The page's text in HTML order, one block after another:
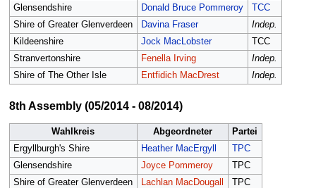
Glensendshire
Donald Bruce Pommeroy
TCC
Shire of Greater Glenverdeen
Davina Fraser
Indep.
Kildeenshire
Jock MacLobster
TCC
Stranvertonshire
Fenella Irving
Indep.
Shire of The Other Isle
Entfidich MacDrest Indep.
8th Assembly (05/2014 - 08/2014)
Wahlkreis Abgeordneter
Partei
Ergyllburgh's Shire
Heather MacErgyll
TPC
Glensendshire
Joyce Pommeroy
TPC
Shire of Greater Glenverdeen
Lachlan MacDougall
TPC